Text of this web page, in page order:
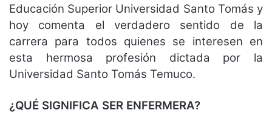
Educación Superior Universidad Santo Tomás y
hoy comenta el verdadero sentido de la
carrera para todos quienes se interesen en
esta hermosa profesión dictada por la
Universidad Santo Tomás Temuco.
¿QUÉ SIGNIFICA SER ENFERMERA?